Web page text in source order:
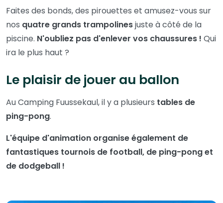
Faites des bonds, des pirouettes et amusez-vous sur
nos quatre grands trampolinesjuste à côté de la
piscine. N'oubliez pas d'enlever vos chaussures ! Qui
ira le plus haut ?
Le plaisir de jouer au ballon
Au Camping Fuussekaul, il y a plusieurs tables de
ping-pong.
L'équipe d'animation organise également de
fantastiques tournois de football, de ping-pong et
de dodgeball !